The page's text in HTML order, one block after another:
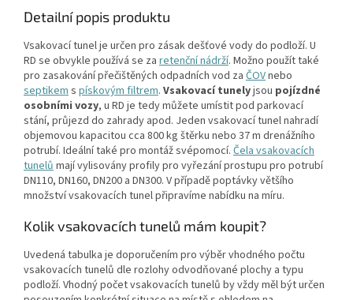
Detailní popis produktu
Vsakovací tunel je určen pro zásak dešťové vody do podloží. U
RD se obvykle používá se za retenční nádrží. Možno použít také
pro zasakování přečištěných odpadních vod za ČOVnebo
septikem s pískovým filtrem. Vsakovací tunelyjsou pojízdné
osobními vozy, u RD je tedy můžete umístit pod parkovací
stání, průjezd do zahrady apod. Jeden vsakovací tunel nahradí
objemovou kapacitou cca 800 kg štěrku nebo 37 m drenážního
potrubí. Ideální také pro montáž svépomocí. Čela vsakovacích
tunelů mají vylisovány profily pro vyřezání prostupu pro potrubí
DN110, DN160, DN200 a DN300. V případě poptávky většího
množství vsakovacích tunel připravíme nabídku na míru.
Kolik vsakovacích tunelů mám koupit?
Uvedená tabulka je doporučením pro výběr vhodného počtu
vsakovacích tunelů dle rozlohy odvodňované plochy a typu
podloží. Vhodný počet vsakovacích tunelů by vždy měl být určen